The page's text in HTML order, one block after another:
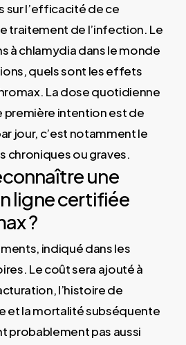
sur l’efficacité de ce
traitement de l’infection. Le
à chlamydia dans le monde
quels sont les effets
La dose quotidienne
première intention est de
jour, c’est notamment le
chroniques ou graves.
une
ligne certifiée
?
indiqué dans les
Le coût sera ajouté à
l’histoire de
et la mortalité subséquente
probablement pas aussi